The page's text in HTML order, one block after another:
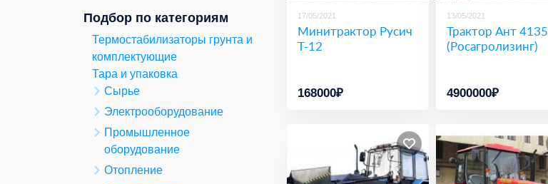
Подбор по категориям
Термостабилизаторы грунта и
комплектующие
Тара и упаковка
Сырье
Электрооборудование
Промышленное
оборудование
Отопление
17/05/2021
Минитрактор Русич
Т-12
168000₽
13/05/2021
Трактор Ант 4135
(Росагролизинг)
4900000₽